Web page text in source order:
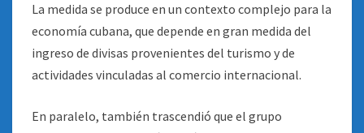
La medida se produce en un contexto complejo para la
economía cubana, que depende en gran medida del
ingreso de divisas provenientes del turismo y de
actividades vinculadas al comercio internacional.
En paralelo, también trascendió que el grupo